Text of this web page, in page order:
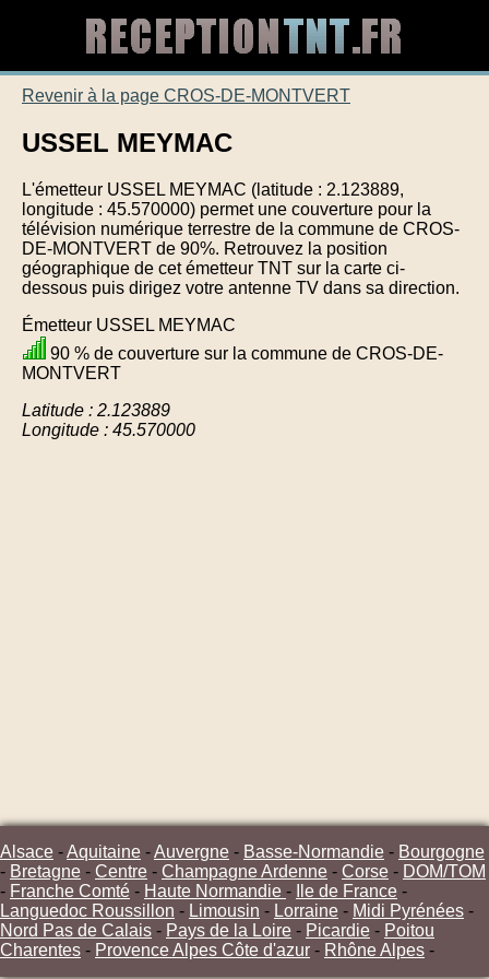
Revenir à la page CROS-DE-MONTVERT
USSEL MEYMAC
L'émetteur USSEL MEYMAC (latitude : 2.123889,
longitude : 45.570000) permet une couverture pour la
télévision numérique terrestre de la commune de CROS-
DE-MONTVERT de 90%. Retrouvez la position
géographique de cet émetteur TNT sur la carte ci-
dessous puis dirigez votre antenne TV dans sa direction.
Émetteur USSEL MEYMAC
90 % de couverture sur la commune de CROS-DE-
MONTVERT
Latitude : 2.123889
Longitude : 45.570000
Alsace -Aquitaine -Auvergne - Basse-Normandie - Bourgogne
- Bretagne - Centre - Champagne Ardenne - Corse - DOM/TOM
- Franche Comté - Haute Normandie - Ile de France -
Languedoc Roussillon - Limousin - Lorraine - Midi Pyrénées -
Nord Pas de Calais - Pays de la Loire - Picardie - Poitou
Charentes - Provence Alpes Côte d'azur - Rhône Alpes -